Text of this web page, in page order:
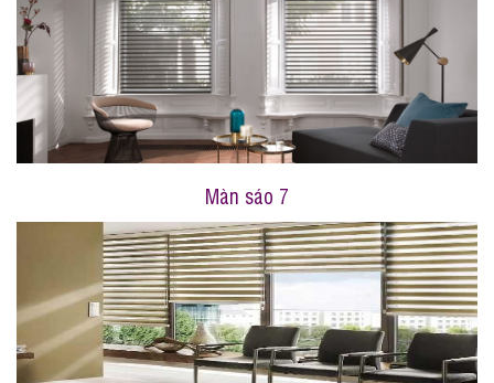
Màn sáo 7